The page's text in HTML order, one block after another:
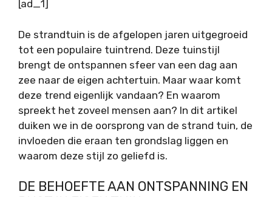
[ad_1]
De strandtuin is de afgelopen jaren uitgegroeid
tot een populaire tuintrend. Deze tuinstijl
brengt de ontspannen sfeer van een dag aan
zee naar de eigen achtertuin. Maar waar komt
deze trend eigenlijk vandaan? En waarom
spreekt het zoveel mensen aan? In dit artikel
duiken we in de oorsprong van de strand tuin, de
invloeden die eraan ten grondslag liggen en
waarom deze stijl zo geliefd is.
DE BEHOEFTE AAN ONTSPANNING EN